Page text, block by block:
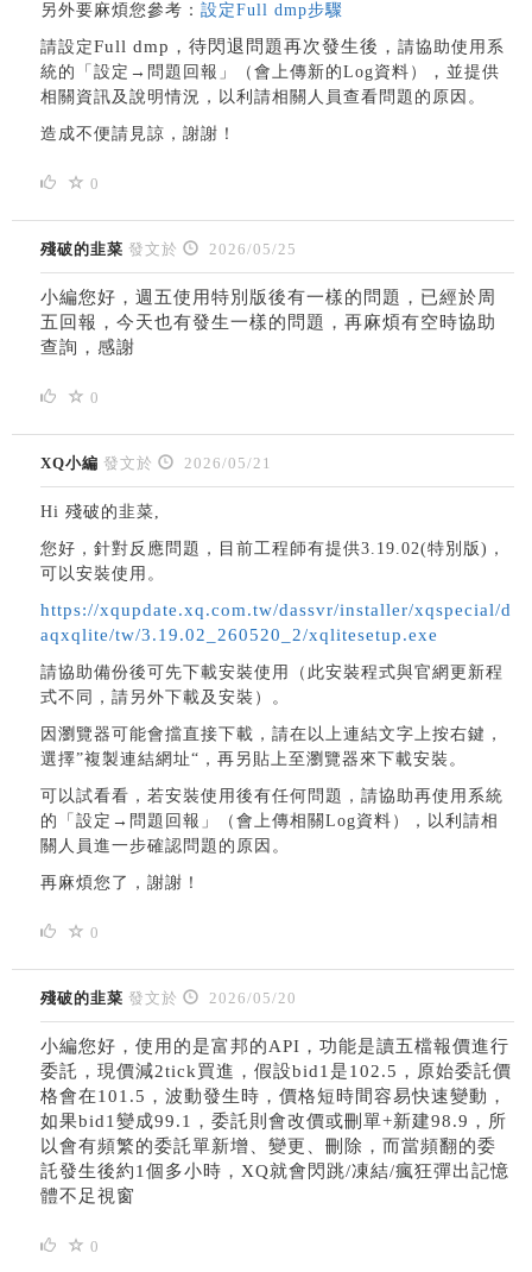
另外要麻煩您參考： 設定Full dmp步驟
請設定Full dmp， 待閃退問題再次發生後， 請協助使用系
統的「設定→問題回報」（會上傳新的Log資料）
， 並提供
相關資訊及說明情況，以利請相關人員查看問題的原因。
造成不便請見諒，謝謝！
0
殘破的韭菜 發文於 2026/05/25
小編您好，週五使用特別版後有一樣的問題，已經於周
五回報，今天也有發生一樣的問題，再麻煩有空時協助
查詢，感謝
0
XQ小編 發文於 2026/05/21
Hi 殘破的韭菜,
您好，針對反應問題，目前工程師有提供3.19.02(特別版)，
可以安裝使用。
https://xqupdate.xq.com.tw/dassvr/installer/xqspecial/d
aqxqlite/tw/3.19.02_260520_2/xqlitesetup.exe
請協助備份後可先下載安裝使用（此安裝程式與官網更新程
式不同，請另外下載及安裝）。
因瀏覽器可能會擋直接下載，請在以上連結文字上按右鍵，
選擇”複製連結網址“，再另貼上至瀏覽器來下載安裝。
可以試看看，若安裝使用後有任何問題，請協助再使用系統
的「設定→問題回報」（會上傳相關Log資料），以利請相
關人員進一步確認問題的原因。
再麻煩您了，謝謝！
0
殘破的韭菜 發文於 2026/05/20
小編您好，使用的是富邦的API，功能是讀五檔報價進行
委託，現價減2tick買進，假設bid1是102.5，原始委託價
格會在101.5，波動發生時，價格短時間容易快速變動，
如果bid1變成99.1，委託則會改價或刪單+新建98.9，所
以會有頻繁的委託單新增、變更、刪除，而當頻翻的委
託發生後約1個多小時，XQ就會閃跳/凍結/瘋狂彈出記憶
體不足視窗
0